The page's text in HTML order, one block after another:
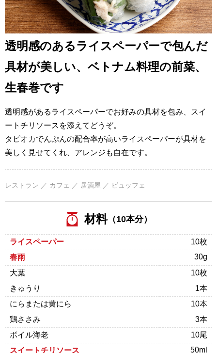
透明感のあるライスペーパーで包んだ
具材が美しい、ベトナム料理の前菜、
生春巻です
透明感があるライスペーパーでお好みの具材を包み、スイ
ートチリソースを添えてどうぞ。
タピオカでんぷんの配合率が高いライスペーパーが具材を
美しく見せてくれ、アレンジも自在です。
レストラン ／ カフェ ／ 居酒屋 ／ ビュッフェ
材料（10本分）
ライスペーパー
10枚
春雨
30g
大葉
10枚
きゅうり
1本
にらまたは黄にら
10本
鶏ささみ
3本
ボイル海老
10尾
スイートチリソース
50ml